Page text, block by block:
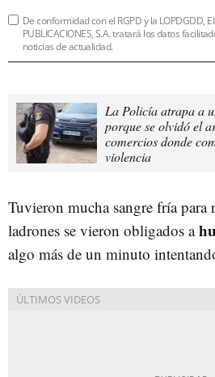
De conformidad con el RGPD y la LOPDGDD,
PUBLICACIONES, S.A. tratará los datos
noticias de actualidad.
La Policía atrapa a
porque se olvidó el
comercios donde
violencia
Tuvieron mucha sangre fría para
ladrones se vieron obligados a
algo más de un minuto